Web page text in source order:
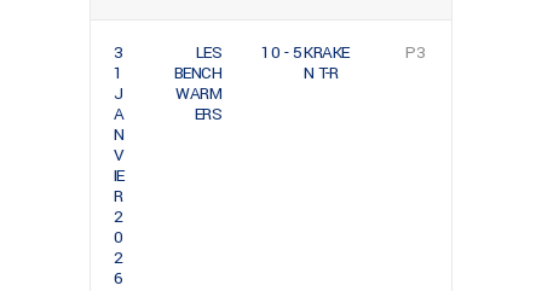
3
1
J
A
N
V
IE
R
2
0
2
6
LES
BENCH
WARM
ERS
10 - 5KRAKE
N T-R
P3